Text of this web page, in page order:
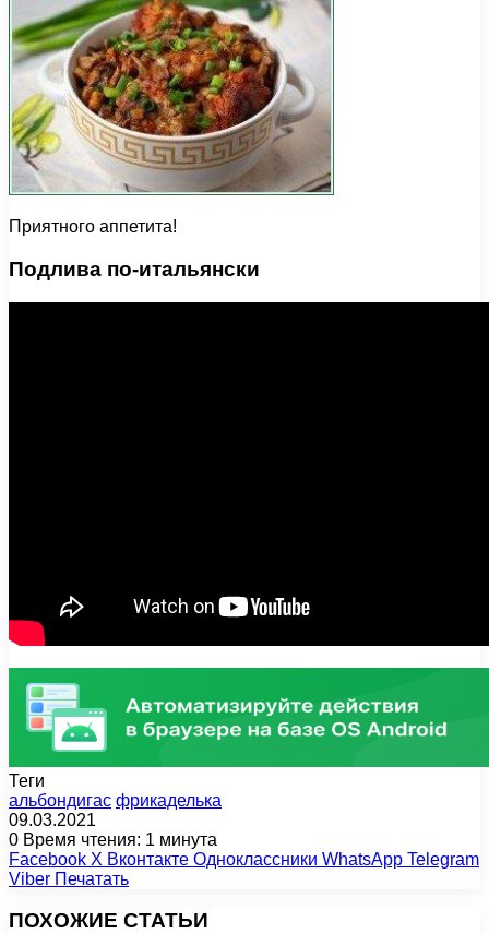
Приятного аппетита!
Подлива по-итальянски
Теги
альбондигас фрикаделька
09.03.2021
0 Время чтения: 1 минута
Facebook X Вконтакте Одноклассники WhatsApp Telegram
Viber Печатать
ПОХОЖИЕ СТАТЬИ